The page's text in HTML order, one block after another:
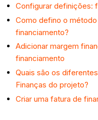
Configurar definições:
Como defino o
financiamento?
Adicionar margem
financiamento
Quais são os
Finanças do projeto?
Criar uma fatura de